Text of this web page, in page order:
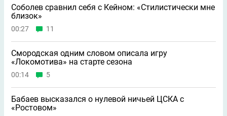
Соболев сравнил себя с Кейном: «Стилистически мне
близок»
00:27 11
Смородская одним словом описала игру
«Локомотива» на старте сезона
00:14 5
Бабаев высказался о нулевой ничьей ЦСКА с
«Ростовом»